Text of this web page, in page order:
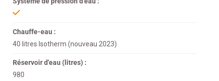
Chauffe-eau :
40 litres Isotherm (nouveau 2023)
Réservoir d'eau (litres) :
980